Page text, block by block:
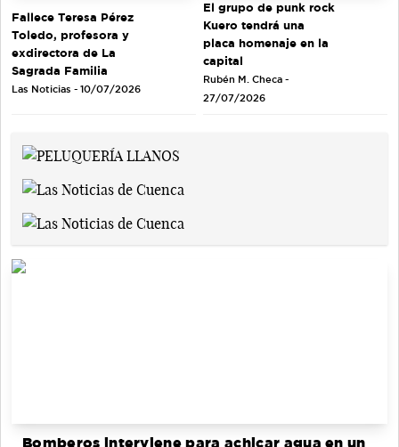
Fallece Teresa Pérez
Toledo, profesora y
exdirectora de La
Sagrada Familia
Las Noticias - 10/07/2026
El grupo de punk rock
Kuero tendrá una
placa homenaje en la
capital
Rubén M. Checa -
27/07/2026
Bomberos interviene para achicar agua en un